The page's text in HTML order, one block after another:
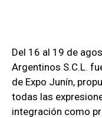
Del 16 al 19 de
Argentinos S.C.L.
de Expo Junín,
todas las
integración como